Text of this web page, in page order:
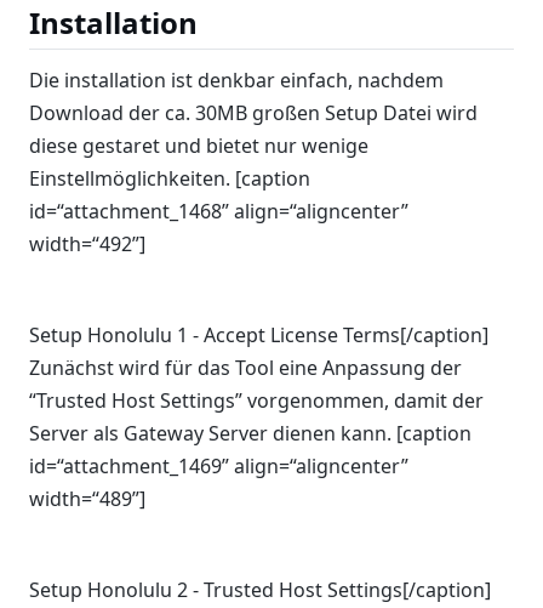
Installation
Die installation ist denkbar einfach, nachdem
Download der ca. 30MB großen Setup Datei wird
diese gestaret und bietet nur wenige
Einstellmöglichkeiten. [caption
id=“attachment_1468” align=“aligncenter”
width=“492”]
Setup Honolulu 1 - Accept License Terms[/caption]
Zunächst wird für das Tool eine Anpassung der
“Trusted Host Settings” vorgenommen, damit der
Server als Gateway Server dienen kann. [caption
id=“attachment_1469” align=“aligncenter”
width=“489”]
Setup Honolulu 2 - Trusted Host Settings[/caption]